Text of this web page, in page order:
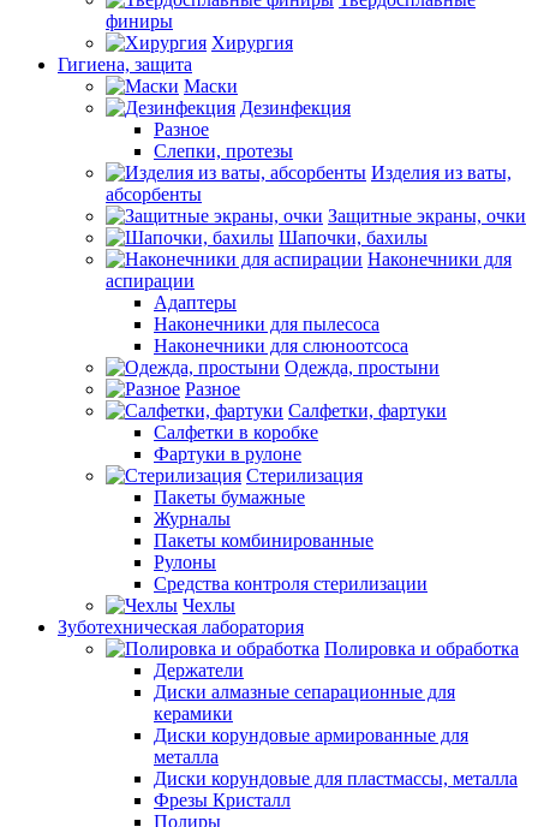
финиры
Хирургия
Гигиена, защита
Маски
Дезинфекция
Разное
Слепки, протезы
Изделия из ваты,
абсорбенты
Защитные экраны, очки
Шапочки, бахилы
Наконечники для
аспирации
Адаптеры
Наконечники для пылесоса
Наконечники для слюноотсоса
Одежда, простыни
Разное
Салфетки, фартуки
Салфетки в коробке
Фартуки в рулоне
Стерилизация
Пакеты бумажные
Журналы
Пакеты комбинированные
Рулоны
Средства контроля стерилизации
Чехлы
Зуботехническая лаборатория
Полировка и обработка
Держатели
Диски алмазные сепарационные для
керамики
Диски корундовые армированные для
металла
Диски корундовые для пластмассы, металла
Фрезы Кристалл
Полиры